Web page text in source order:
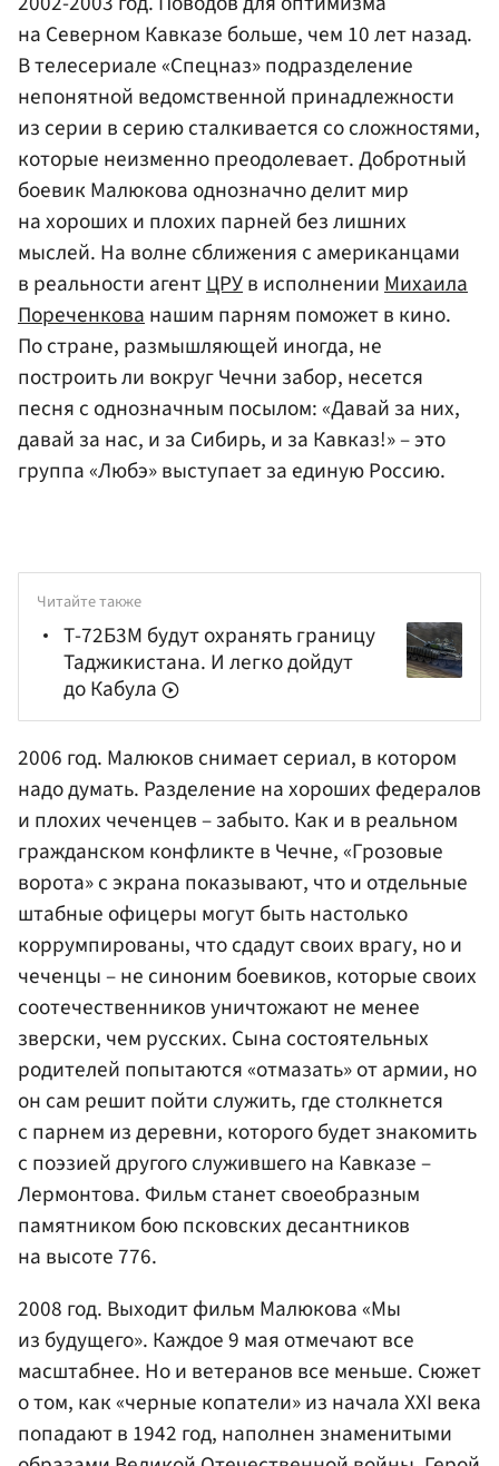
на Северном Кавказе больше, чем 10 лет назад.
В телесериале «Спецназ» подразделение
непонятной ведомственной принадлежности
из серии в серию сталкивается со сложностями,
которые неизменно преодолевает. Добротный
боевик Малюкова однозначно делит мир
на хороших и плохих парней без лишних
мыслей. На волне сближения с американцами
в реальности агентЦРУв исполненииМихаила
Пореченкованашим парням поможет в кино.
По стране, размышляющей иногда, не
построить ли вокруг Чечни забор, несется
песня с однозначным посылом: «Давай за них,
давай за нас, и за Сибирь, и за Кавказ!» – это
группа «Любэ» выступает за единую Россию.
Читайте также
Т-72Б3М будут охранять границу
Таджикистана. И легко дойдут
до Кабула
2006 год. Малюков снимает сериал, в котором
надо думать. Разделение на хороших федералов
и плохих чеченцев – забыто. Как и в реальном
гражданском конфликте в Чечне, «Грозовые
ворота» с экрана показывают, что и отдельные
штабные офицеры могут быть настолько
коррумпированы, что сдадут своих врагу, но и
чеченцы – не синоним боевиков, которые своих
соотечественников уничтожают не менее
зверски, чем русских. Сына состоятельных
родителей попытаются «отмазать» от армии, но
он сам решит пойти служить, где столкнется
с парнем из деревни, которого будет знакомить
с поэзией другого служившего на Кавказе –
Лермонтова. Фильм станет своеобразным
памятником бою псковских десантников
на высоте 776.
2008 год. Выходит фильм Малюкова «Мы
из будущего». Каждое 9 мая отмечают все
масштабнее. Но и ветеранов все меньше. Сюжет
о том, как «черные копатели» из начала XXI века
попадают в 1942 год, наполнен знаменитыми